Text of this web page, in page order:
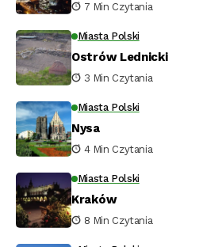
7 Min Czytania
Miasta Polski
Ostrów Lednicki
3 Min Czytania
Miasta Polski
Nysa
4 Min Czytania
Miasta Polski
Kraków
8 Min Czytania